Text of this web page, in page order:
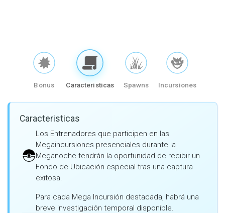
Bonus Caracteristicas Spawns Incursiones
Caracteristicas
Los Entrenadores que participen en las
Megaincursiones presenciales durante la
Meganoche tendrán la oportunidad de recibir un
Fondo de Ubicación especial tras una captura
exitosa.
Para cada Mega Incursión destacada, habrá una
breve investigación temporal disponible.